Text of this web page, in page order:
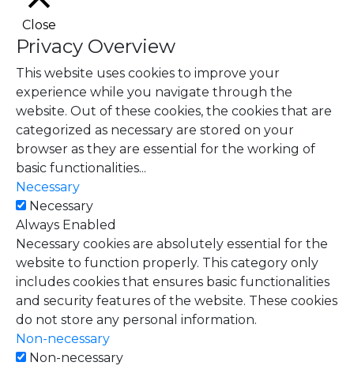
Close
Privacy Overview
This website uses cookies to improve your
experience while you navigate through the
website. Out of these cookies, the cookies that are
categorized as necessary are stored on your
browser as they are essential for the working of
basic functionalities...
Necessary
Necessary
Always Enabled
Necessary cookies are absolutely essential for the
website to function properly. This category only
includes cookies that ensures basic functionalities
and security features of the website. These cookies
do not store any personal information.
Non-necessary
Non-necessary